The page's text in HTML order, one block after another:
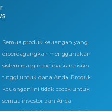
Semua produk keuangan yang
diperdagangkan menggunakan
sistem margin melibatkan risiko
tinggi untuk dana Anda. Produk
keuangan ini tidak cocok untuk
semua investor dan Anda